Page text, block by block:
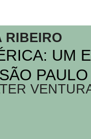
RIBEIRO
UM
PAULO